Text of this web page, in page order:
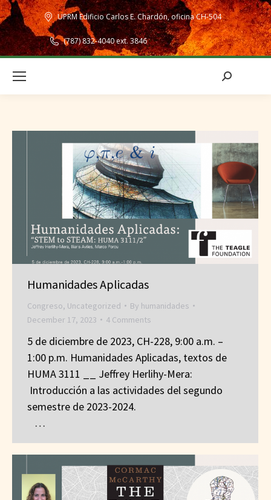
UPRM Edificio Carlos E. Chardón, oficina CH-504
(787) 832-4040 ext. 3846
Search:
Humanidades Aplicadas
Congreso, Uncategorized By humanidades
December 17, 2023
4 Comments
5 de diciembre de 2023, CH-228, 9:00 a.m. –
1:00 p.m. Humanidades Aplicadas, textos de
HUMA 3111 __ Jeffrey Herlihy-Mera:
Introducción a las actividades del segundo
semestre de 2023-2024.
…